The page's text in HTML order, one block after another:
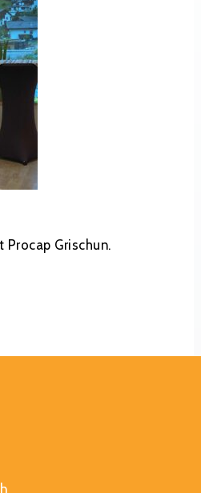
Procap Grischun.